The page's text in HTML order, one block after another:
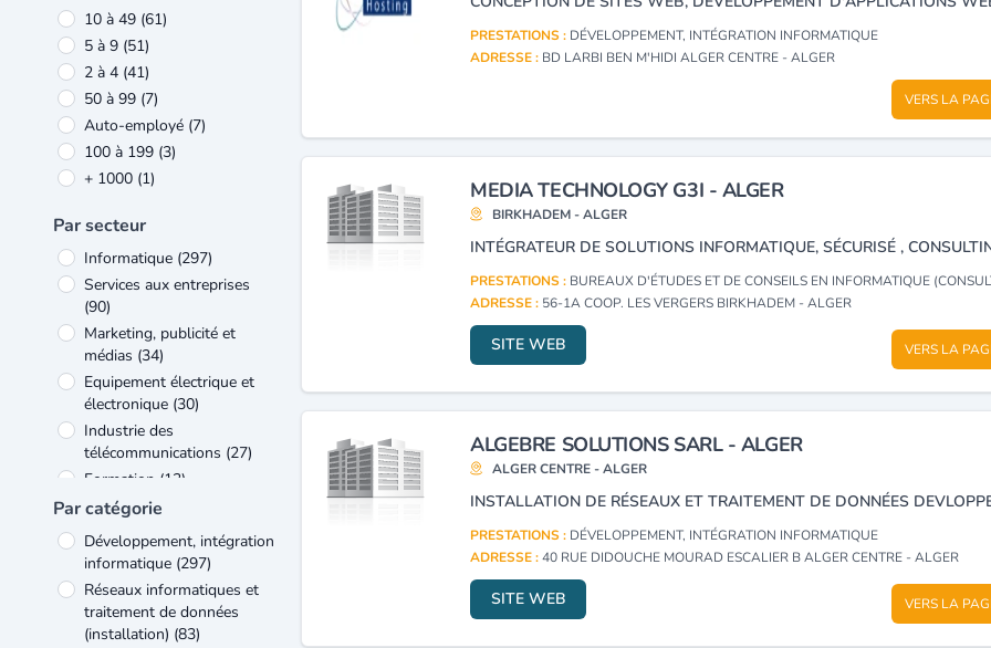
10 à 49 (61)
5 à 9 (51)
2 à 4 (41)
50 à 99 (7)
Auto-employé (7)
100 à 199 (3)
+ 1000 (1)
Par secteur
Informatique (297)
Services aux entreprises
(90)
Marketing, publicité et
médias (34)
Equipement électrique et
électronique (30)
Industrie des
télécommunications (27)
Formation (13)
Commerce
Industrie
Voyages, tourisme et loisirs
(7)
Autres(6)
Par catégorie
Développement, intégration
informatique (297)
Réseaux informatiques et
traitement de données
(installation) (83)
PRESTATIONS : DÉVELOPPEMENT, INTÉGRATION INFORMATIQUE
ADRESSE : BD LARBI BEN M'HIDI ALGER CENTRE - ALGER
VERS LA
MEDIA TECHNOLOGY G3I - ALGER
BIRKHADEM - ALGER
PRESTATIONS : BUREAUX D'ÉTUDES ET DE CONSEILS EN INFORMATIQUE
ADRESSE : 56-1A COOP. LES VERGERS BIRKHADEM - ALGER
SITE WEB VERS LA
ALGEBRE SOLUTIONS SARL - ALGER
ALGER CENTRE - ALGER
PRESTATIONS : DÉVELOPPEMENT, INTÉGRATION INFORMATIQUE
ADRESSE :40 RUE DIDOUCHE MOURAD ESCALIER B ALGER CENTRE - ALGER
SITE WEB VERS LA